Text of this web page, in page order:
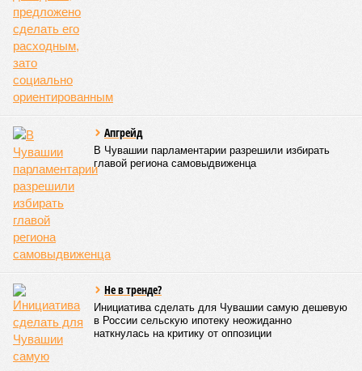
необходимость постоянного контроля за поставщиками
продуктов и организаторами питания, за своевременным
исполнением ранее выданных предписаний по устранению
нарушений, а также за соблюдением сроков прохождения
медицинских осмотров и гигиенического обучения
персоналом.
Версия //Общество
В регионе учреждены удостоверения мастеров
спорта по борьбе керешу
Заткнуть за пояс